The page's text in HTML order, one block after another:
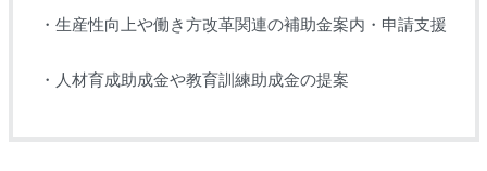
・生産性向上や働き方改革関連の補助金案内・申請支援
・人材育成助成金や教育訓練助成金の提案